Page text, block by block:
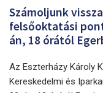
Számoljunk
felsőoktatási
án, 18 órától
Az Eszterházy Károly
Kereskedelmi és